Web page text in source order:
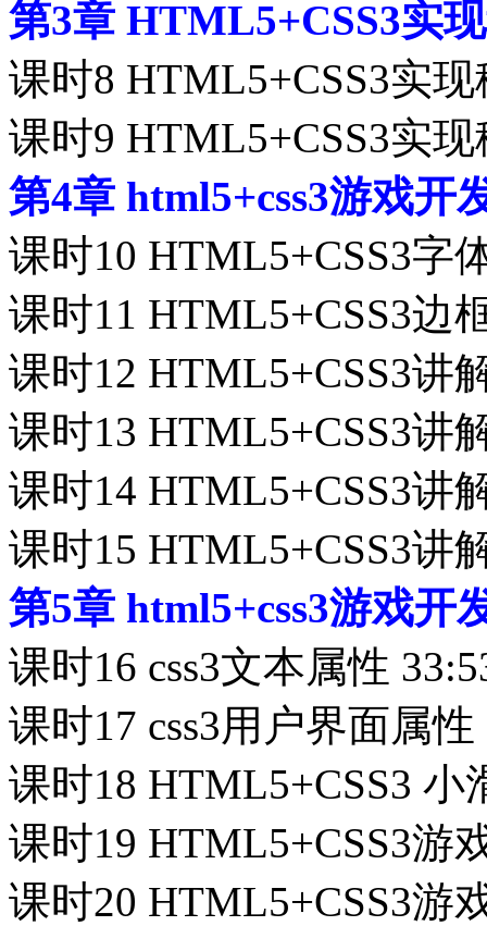
第3章 HTML5+CSS3实
课时8 HTML5+CSS3实
课时9 HTML5+CSS3实
第4章 html5+css3游戏开
课时10 HTML5+CSS3字
课时11 HTML5+CSS3边
课时12 HTML5+CSS3讲
课时13 HTML5+CSS3讲
课时14 HTML5+CSS3讲
课时15 HTML5+CSS3讲
第5章 html5+css3游戏开
课时16 css3文本属性
课时17 css3用户界面属性
课时18 HTML5+CSS3 小
课时19 HTML5+CSS3游
课时20 HTML5+CSS3游